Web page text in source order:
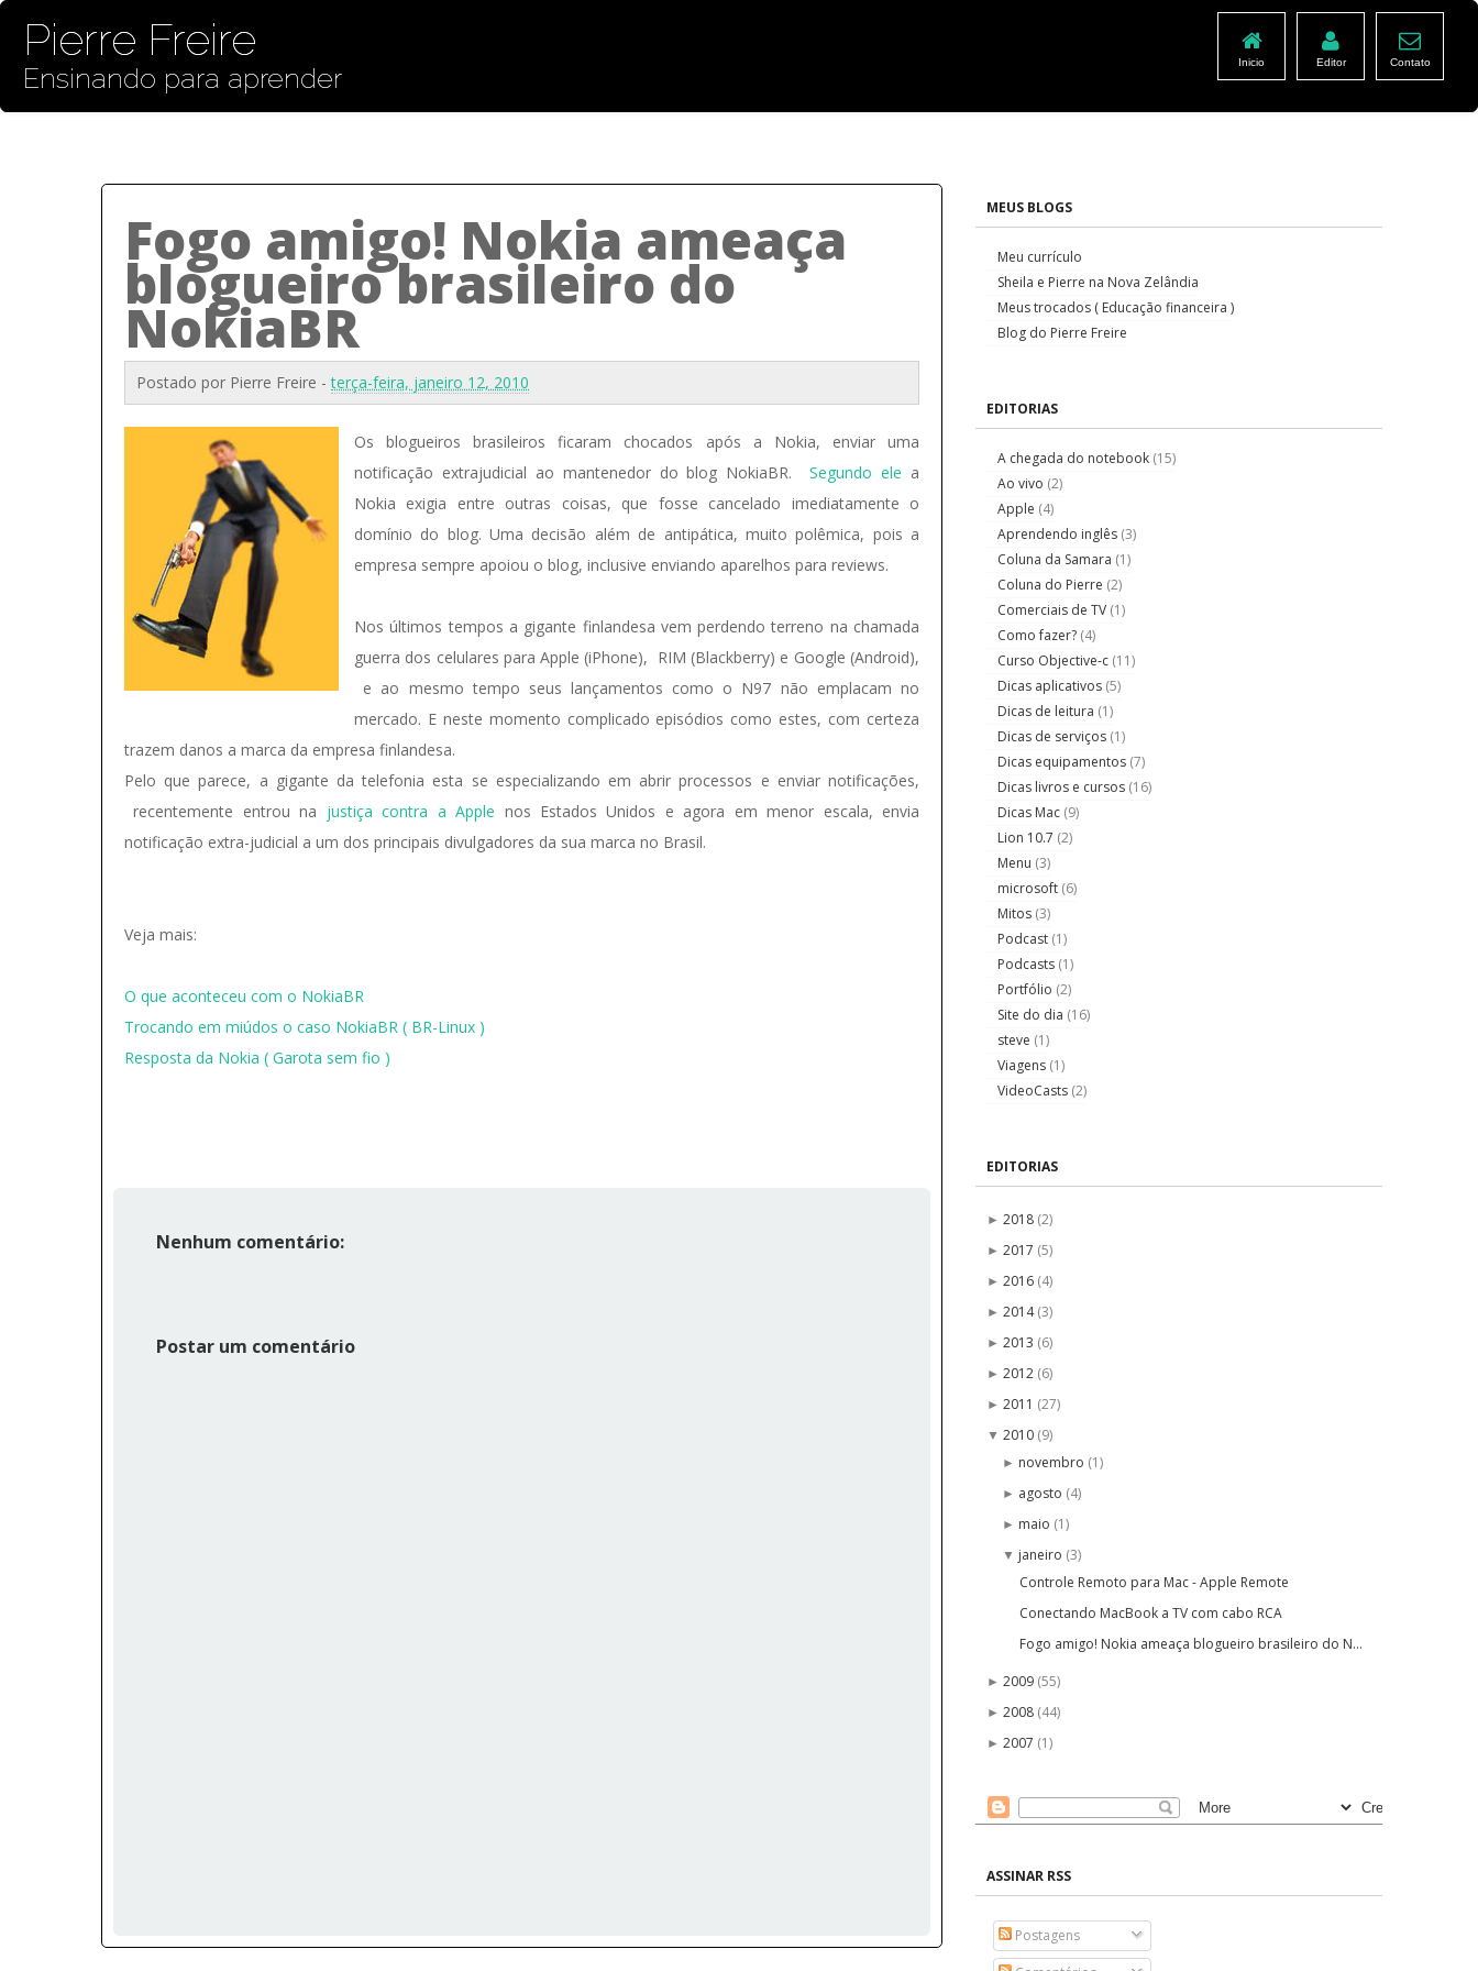
Pierre Freire
Ensinando para aprender Inicio Editor Contato
Fogo amigo! Nokia ameaça
blogueiro brasileiro do
NokiaBR
Postado por Pierre Freire -terça-feira, janeiro 12, 2010
Os blogueiros brasileiros ficaram chocados após a Nokia, enviar uma
notificação extrajudicial ao mantenedor do blog NokiaBR.Segundo ele a
Nokia exigia entre outras coisas, que fosse cancelado imediatamente o
domínio do blog. Uma decisão além de antipática, muito polêmica, pois a
empresa sempre apoiou o blog, inclusive enviando aparelhos para reviews.
Nos últimos tempos a gigante finlandesa vem perdendo terreno na chamada
guerra dos celulares para Apple (iPhone), RIM (Blackberry) e Google (Android),
e ao mesmo tempo seus lançamentos como o N97 não emplacam no
mercado. E neste momento complicado episódios como estes, com certeza
trazem danos a marca da empresa finlandesa.
Pelo que parece, a gigante da telefonia esta se especializando em abrir processos e enviar notificações,
recentemente entrou na justiça contra a Apple nos Estados Unidos e agora em menor escala, envia
notificação extra-judicial a um dos principais divulgadores da sua marca no Brasil.
Veja mais:
O que aconteceu com o NokiaBR
Trocando em miúdos o caso NokiaBR ( BR-Linux )
Resposta da Nokia ( Garota sem fio )
Nenhum comentário:
Postar um comentário
MEUS BLOGS
Meu currículo
Sheila e Pierre na Nova Zelândia
Meus trocados ( Educação financeira )
Blog do Pierre Freire
EDITORIAS
A chegada do notebook (15)
Ao vivo (2)
Apple (4)
Aprendendo inglês (3)
Coluna da Samara (1)
Coluna do Pierre (2)
Comerciais de TV (1)
Como fazer? (4)
Curso Objective-c (11)
Dicas aplicativos (5)
Dicas de leitura (1)
Dicas de serviços (1)
Dicas equipamentos (7)
Dicas livros e cursos (16)
Dicas Mac (9)
Lion 10.7 (2)
Menu (3)
microsoft (6)
Mitos (3)
Podcast (1)
Podcasts (1)
Portfólio (2)
Site do dia (16)
steve (1)
Viagens (1)
VideoCasts (2)
EDITORIAS
► 2018 (2)
► 2017 (5)
► 2016 (4)
► 2014(3)
► 2013 (6)
► 2012 (6)
► 2011 (27)
▼ 2010 (9)
► novembro (1)
► agosto (4)
► maio (1)
▼ janeiro (3)
Controle Remoto para Mac - Apple Remote
Conectando MacBook a TV com cabo RCA
Fogo amigo! Nokia ameaça blogueiro brasileiro do N...
► 2009 (55)
► 2008 (44)
► 2007 (1)
ASSINAR RSS
Postagens